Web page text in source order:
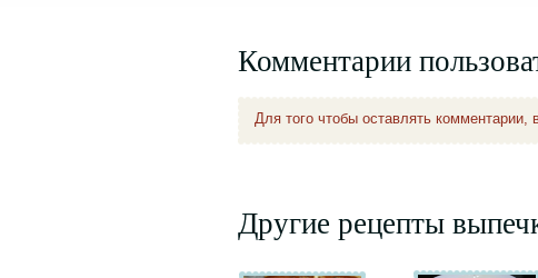
Комментарии
Для того чтобы оставлять комментарии,
Другие рецепты